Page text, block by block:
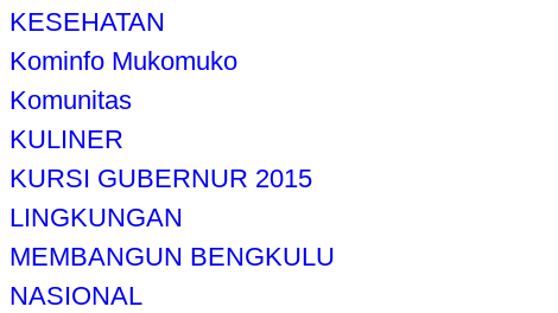
KESEHATAN
Kominfo Mukomuko
Komunitas
KULINER
KURSI GUBERNUR 2015
LINGKUNGAN
MEMBANGUN BENGKULU
NASIONAL